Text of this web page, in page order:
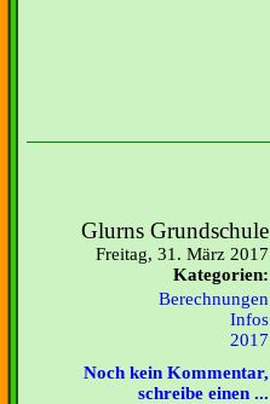
Glurns Grundschule
Freitag, 31. März 2017
Kategorien:
Berechnungen
Infos
2017
Noch kein Kommentar,
schreibe einen ...